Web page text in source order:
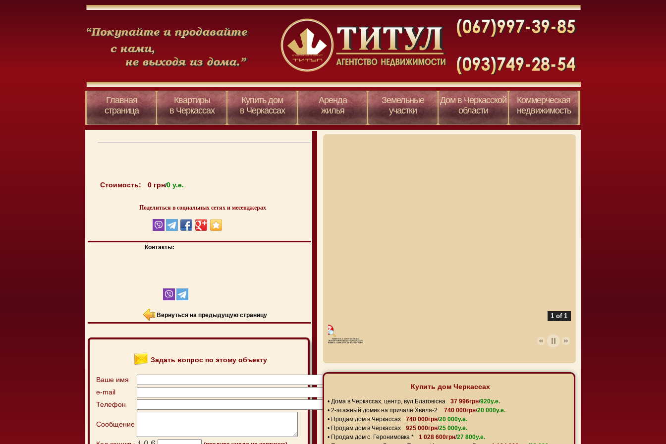
Главная
страница
Квартиры
в Черкассах
Купить дом
в Черкассах
Аренда
жилья
Земельные
участки
Дом в Черкасской
области
Коммерческая
недвижимость
Стоимость: 0 грн/0 y.e.
Поделиться в социальных сетях и месенджерах
Контакты:
Вернуться на предыдущую страницу
Задать вопрос по этому объекту
Ваше имя
e-mail
Телефон
Сообщение
1 of 1
Купить дом Черкассах
• Дома в Черкассах, центр, вул.Благовісна 37 996грн/920y.e.
• 2-этажный домик на причале Хвиля-2 740 000грн/20 000y.e.
• Продам дом в Черкассах 740 000грн/20 000y.e.
• Продам дом в Черкассах 925 000грн/25 000y.e.
• Продам дом с. Геронимовка * 1 028 600грн/27 800y.e.